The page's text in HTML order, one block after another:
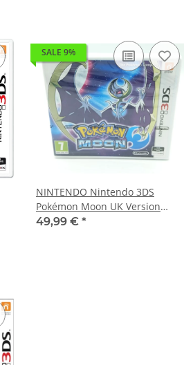
SALE 9%
NINTENDO Nintendo 3DS
Pokémon Moon UK Version
2234546T
49,99 € *